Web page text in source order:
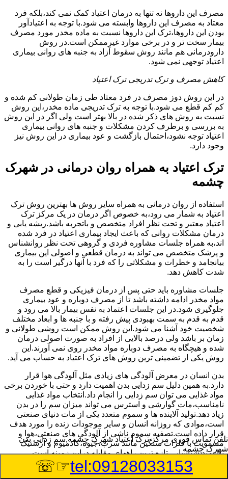
مصرف این داروها نه تنها به درمان اعتیاد کمک نمی کند،بلکه فرد
معتاد به مصرف این داروها وابسته می شود.با توجه به اعتیادآور
بودن این داروها،ترک این داروها نسبت به ماده مخدر مورد مصرف
بیمار سخت تر و در برخی موارد غیرممکن است.در روش
دارودرمانی هم مانند روش سقوط آزاد به جنبه های روانی بیماری
اعتیاد توجهی نمی شود.
کاهش مصرف و ترک تدریجی ترک اعتیاد
در این روش دوز مصرف در فرد معتاد طی زمان طولانی کم شده و
کم کم قطع می شود.با توجه به ترک تدریجی ماده مخدر،این روش
نسبت به روش های ذکر شده در بالا بهتر است ولی اگر در این روش
به بررسی و برطرف کردن مشکلات و جنبه های روانی بیماری
اعتیاد توجه نشود،احتمال بازگشت و عود بیماری در این روش نیز
وجود دارد.
ترک اعتیاد به همراه روان درمانی در شهرک
چشمه
استفاده از روان درمانی به همراه سایر روش ها بهترین روش ترک
اعتیاد به شمار می رود،به خصوص اگر درمان در یک مرکز ترک
اعتیاد معتبر و تحت نظر افراد متخصص و باتجربه باشد.ریشه یابی و
درمان مشکلات روانی که باعث ایجاد بیماری اعتیاد در فرد شده
اند،به همراه جلسات مشاوره فردی و گروهی تحت نظر روانشناس
و پزشک متخصص می تواند به درمان قطعی و اصولی این بیماری
بیانجامد و خطرات و مشکلاتی را که فرد با آنها درگیر است را به
شدت کاهش دهد.
جلسات مشاوره باید حتی پس از درمان فیزیکی و قطع مصرف
مواد مخدر ادامه داشته باشد تا از مصرف دوباره و عود بیماری
جلوگیری شود.در این جلسات اعتماد به نفس بیمار بالا می رود و
قدم به قدم به سمت بهبودی پیش رفته و با جنبه ها و ابعاد مختلف
شخصیت خود آشنا می شود.این روش ممکن است روشی طولانی و
زمان بر باشد ولی درصد بالایی از افراد به صورت اصولی درمان
شده و هیچگاه به مصرف دوباره مواد مخدر روی نمی آورند.این
روش یکی از تضمینی ترین روش های ترک اعتیاد به حساب می آید.
بدن انسان در معرض آلودگی های زیادی مثل آلودگی هوا قرار
دارد.به همین دلیل سم زدایی بدن اهمیت دارد و حتی با خوردن برخی
مواد غذایی می توان سم زدایی را انجام داد.انتخاب مواد غذایی
نامناسب،مات گوارشی و استرس می تواند میزان سم را در بدن
زیاد دهد.تولید آلاینده ها و سموم متعدد یکی از مات دنیای صنعتی
است،موادی که روزانه انسان و سایر موجودات زنده را مورد هدف
قرار داده است.تصفیه سموم ناشی از آلودگی های صنعتی،هوا و
مسمویت با فلزات سنگین مانند سرب،جیوه،کادمیوم و آرسنیک
نیازمند شناسایی تازه ترین راههای مقابله دراین زمینه است.
سم زدایی بدن در شهرک چشمه
تلفن تماس فوریمرکز ترک اعتیاد شهرک چشمه,سم زدایی بدن
شهرک چشمه
tel:09128033153
☞☏